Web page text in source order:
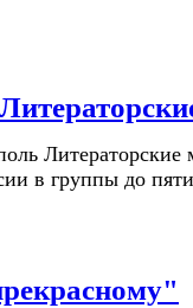
Литераторские
в группы до